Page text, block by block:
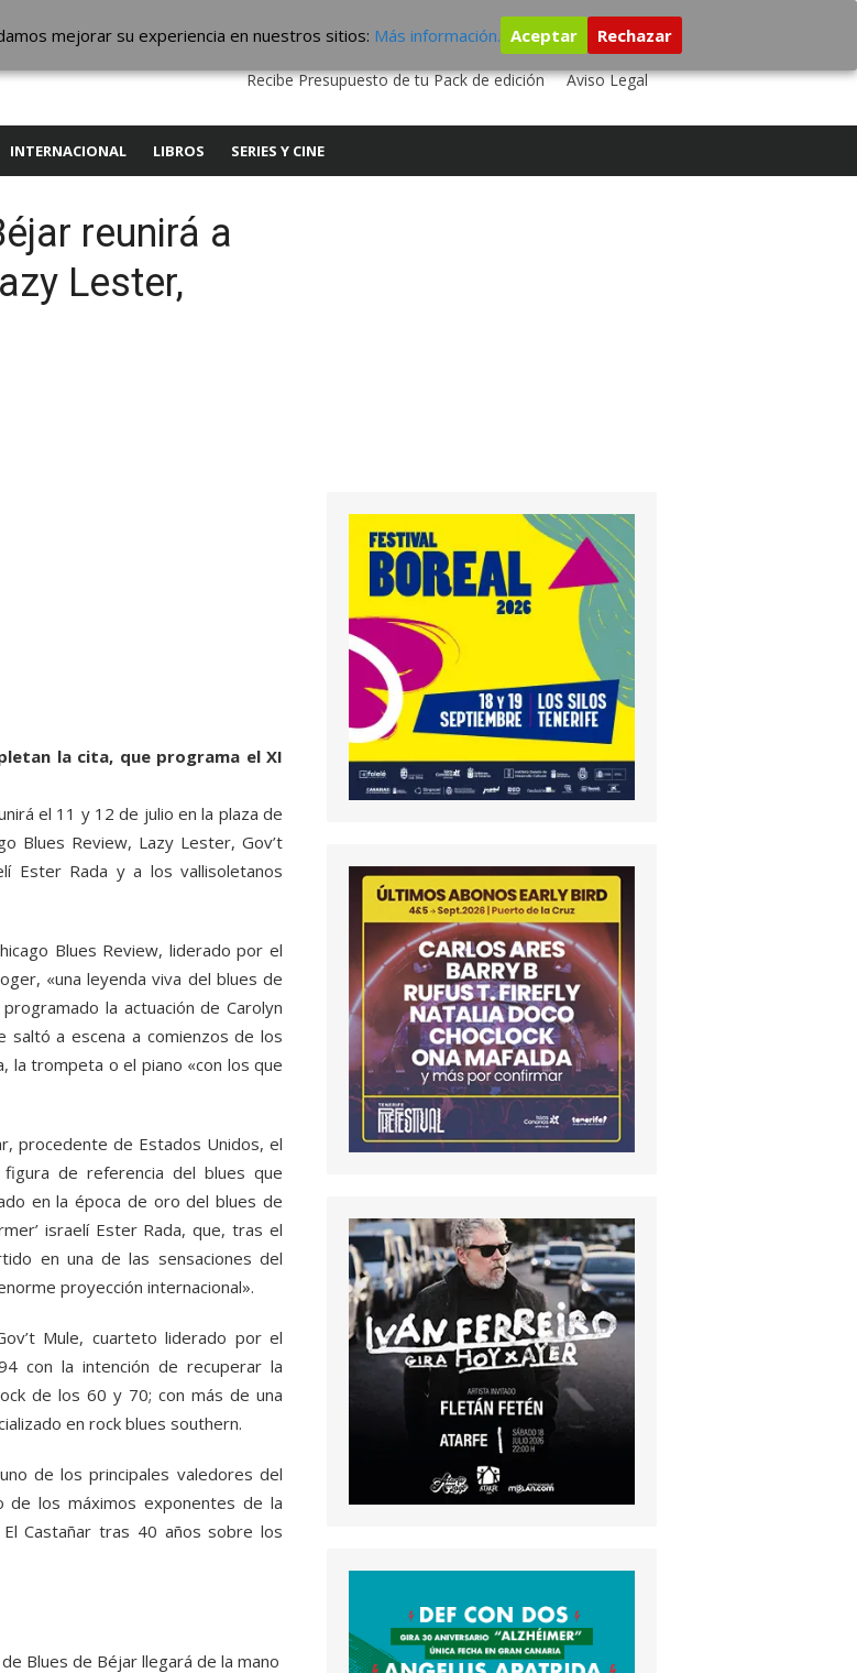
SOMOS CONTACTO SERVICIOS EDITA TU DISCO
ESTUDIO DE GRABACIÓN
Recibe Presupuesto de tu Pack de edición
Aviso Legal
INTERNACIONAL LIBROS SERIES Y CINE
reunirá a
Lester,
la cita, que programa el XI
el 11 y 12 de julio en la plaza de
Blues Review, Lazy Lester, Gov’t
Ester Rada y a los vallisoletanos
Blues Review, liderado por el
«una leyenda viva del blues de
la actuación de Carolyn
saltó a escena a comienzos de los
la trompeta o el piano «con los que
procedente de Estados Unidos, el
de referencia del blues que
en la época de oro del blues de
israelí Ester Rada, que, tras el
en una de las sensaciones del
proyección internacional».
Mule, cuarteto liderado por el
con la intención de recuperar la
de los 60 y 70; con más de una
en rock blues southern.
de los principales valedores del
de los máximos exponentes de la
Castañar tras 40 años sobre los
Blues de Béjar llegará de la mano
mejorar su experiencia en nuestros sitios: Más información. Aceptar Rechazar